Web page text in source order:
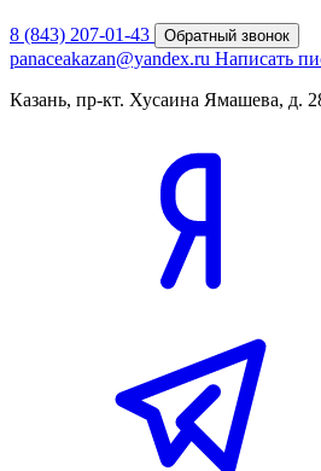
8 (843) 207-01-43 Обратный звонок
panaceakazan@yandex.ru Написать
Казань, пр-кт. Хусаина Ямашева, д.